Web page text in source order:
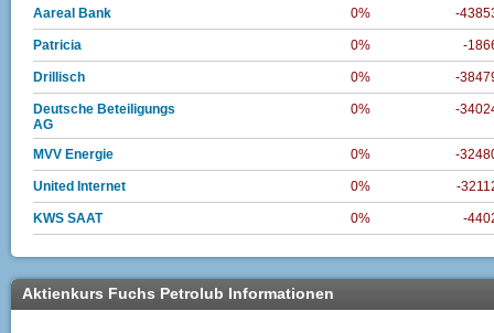
Aareal Bank 0% -
Patricia 0% -
Drillisch 0% -
Deutsche Beteiligungs
AG
0% -
MVV Energie 0% -
United Internet 0% -
KWS SAAT 0% -
Aktienkurs Fuchs Petrolub Informationen